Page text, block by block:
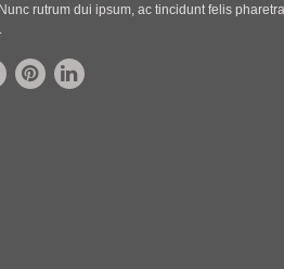
rutrum dui ipsum, ac tincidunt felis